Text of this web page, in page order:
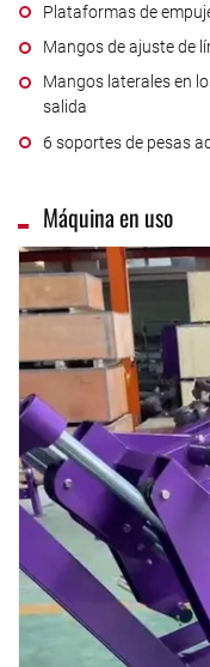
Plataformas de
Mangos de ajuste de
Mangos laterales en
salida
6 soportes de pesas
Máquina en uso